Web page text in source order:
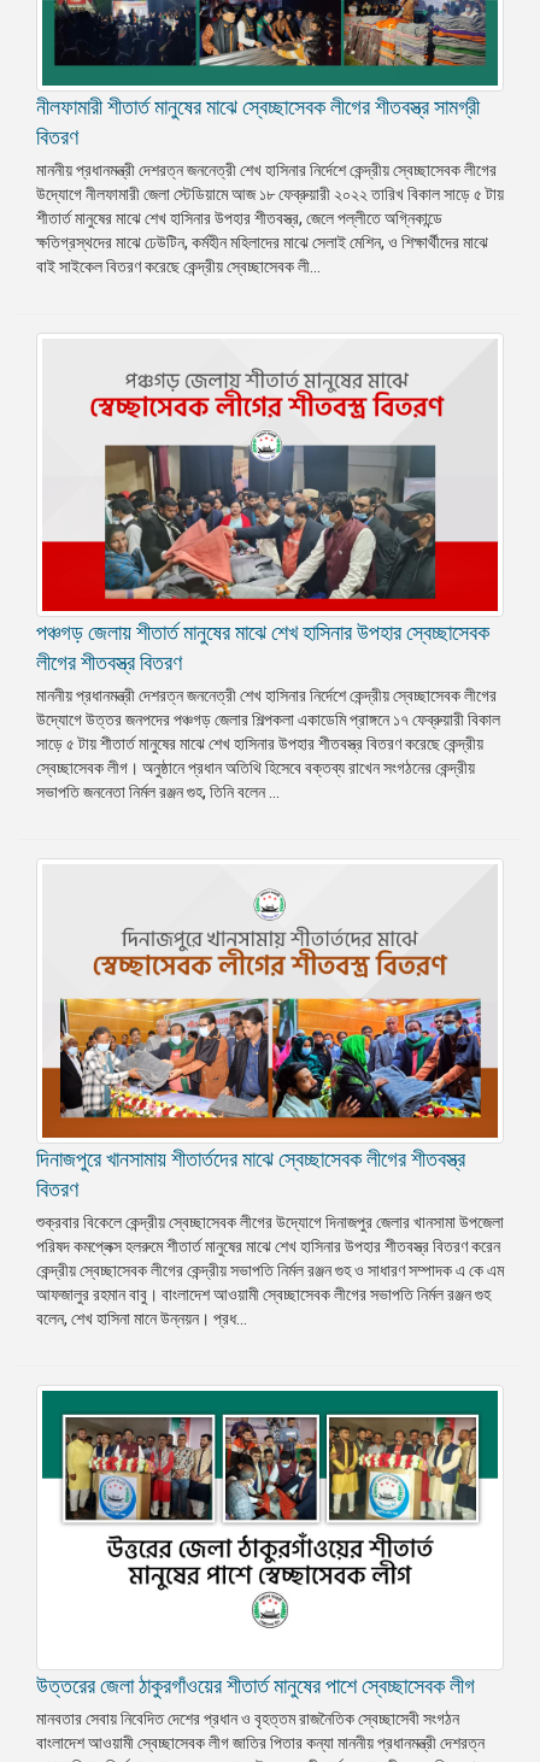
নির্বাচনী
ইশতেহার
নীলফামারী শীতার্ত মানুষের মাঝে স্বেচ্ছাসেবক লীগের শীতবস্ত্র সামগ্রী
বিতরণ
মাননীয় প্রধানমন্ত্রী দেশরত্ন জননেত্রী শেখ হাসিনার নির্দেশে কেন্দ্রীয় স্বেচ্ছাসেবক লীগের
উদ্যোগে নীলফামারী জেলা স্টেডিয়ামে আজ ১৮ ফেব্রুয়ারী ২০২২ তারিখ বিকাল সাড়ে ৫ টায়
শীতার্ত মানুষের মাঝে শেখ হাসিনার উপহার শীতবস্ত্র, জেলে পল্লীতে অগ্নিকান্ডে
ক্ষতিগ্রস্থদের মাঝে ঢেউটিন, কর্মহীন মহিলাদের মাঝে সেলাই মেশিন, ও শিক্ষার্থীদের মাঝে
বাই সাইকেল বিতরণ করেছে কেন্দ্রীয় স্বেচ্ছাসেবক লী...
পঞ্চগড় জেলায় শীতার্ত মানুষের মাঝে শেখ হাসিনার উপহার স্বেচ্ছাসেবক
লীগের শীতবস্ত্র বিতরণ
মাননীয় প্রধানমন্ত্রী দেশরত্ন জননেত্রী শেখ হাসিনার নির্দেশে কেন্দ্রীয় স্বেচ্ছাসেবক লীগের
উদ্যোগে উত্তর জনপদের পঞ্চগড় জেলার শিল্পকলা একাডেমি প্রাঙ্গনে ১৭ ফেব্রুয়ারী বিকাল
সাড়ে ৫ টায় শীতার্ত মানুষের মাঝে শেখ হাসিনার উপহার শীতবস্ত্র বিতরণ করেছে কেন্দ্রীয়
স্বেচ্ছাসেবক লীগ। অনুষ্ঠানে প্রধান অতিথি হিসেবে বক্তব্য রাখেন সংগঠনের কেন্দ্রীয়
সভাপতি জননেতা নির্মল রঞ্জন গুহ, তিনি বলেন ...
দিনাজপুরে খানসামায় শীতার্তদের মাঝে স্বেচ্ছাসেবক লীগের শীতবস্ত্র
বিতরণ
শুক্রবার বিকেলে কেন্দ্রীয় স্বেচ্ছাসেবক লীগের উদ্যোগে দিনাজপুর জেলার খানসামা উপজেলা
পরিষদ কমপ্লেক্স হলরুমে শীতার্ত মানুষের মাঝে শেখ হাসিনার উপহার শীতবস্ত্র বিতরণ করেন
কেন্দ্রীয় স্বেচ্ছাসেবক লীগের কেন্দ্রীয় সভাপতি নির্মল রঞ্জন গুহ ও সাধারণ সম্পাদক এ কে এম
আফজালুর রহমান বাবু। বাংলাদেশ আওয়ামী স্বেচ্ছাসেবক লীগের সভাপতি নির্মল রঞ্জন গুহ
বলেন, শেখ হাসিনা মানে উন্নয়ন। প্রধ...
উত্তরের জেলা ঠাকুরগাঁওয়ের শীতার্ত মানুষের পাশে স্বেচ্ছাসেবক লীগ
মানবতার সেবায় নিবেদিত দেশের প্রধান ও বৃহত্তম রাজনৈতিক স্বেচ্ছাসেবী সংগঠন
বাংলাদেশ আওয়ামী স্বেচ্ছাসেবক লীগ জাতির পিতার কন্যা মাননীয় প্রধানমন্ত্রী দেশরত্ন